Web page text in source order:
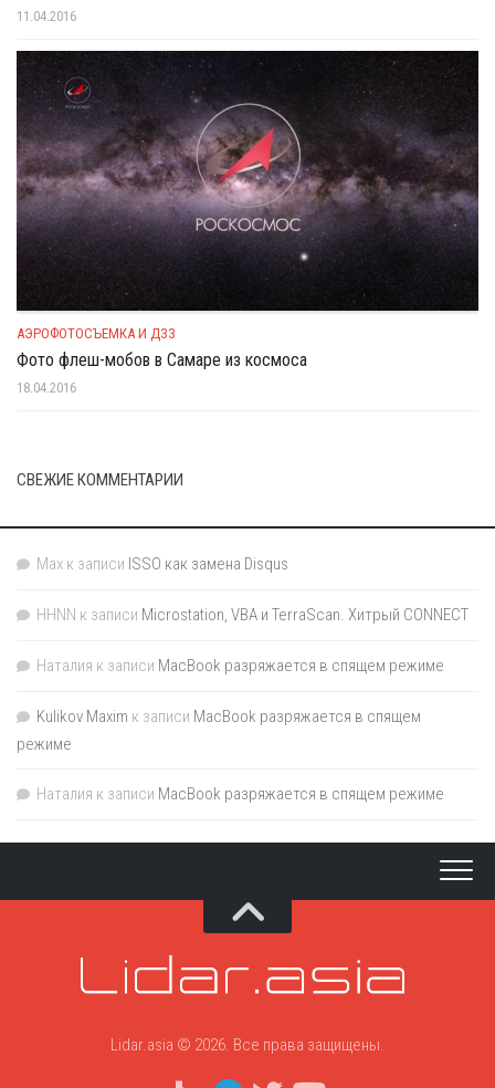
11.04.2016
АЭРОФОТОСЪЕМКА И ДЗЗ
Фото флеш-мобов в Самаре из космоса
18.04.2016
СВЕЖИЕ КОММЕНТАРИИ
Max к записи ISSO как замена Disqus
HHNN к записи Microstation, VBA и TerraScan. Хитрый CONNECT
Наталия к записи MacBook разряжается в спящем режиме
Kulikov Maxim к записи MacBook разряжается в спящем
режиме
Наталия к записи MacBook разряжается в спящем режиме
Lidar.asia © 2026. Все права защищены.